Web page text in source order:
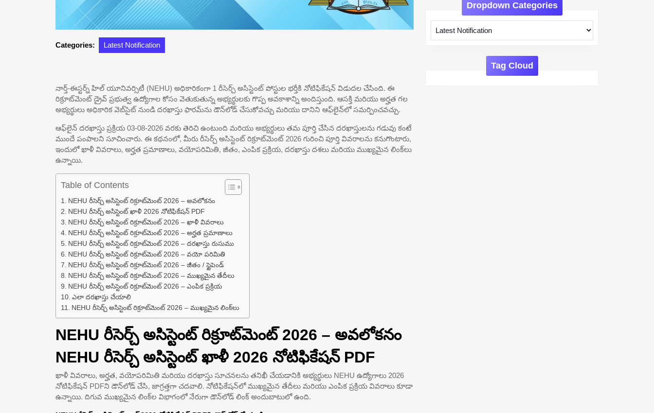
Categories: Latest Notification
నార్త్-ఈస్టర్న్ హిల్ యూనివర్సిటీ (NEHU) అధికారికంగా 1 రీసెర్చ్ అసిస్టెంట్ పోస్టుల భర్తీకి నోటిఫికేషన్ విడుదల చేసింది. ఈ
రిక్రూట్‌మెంట్ డ్రైవ్ ప్రభుత్వ ఉద్యోగాల కోసం వెతుకుతున్న అభ్యర్థులకు గొప్ప అవకాశాన్ని అందిస్తుంది. ఆసక్తి మరియు అర్హత గల
అభ్యర్థులు అధికారిక వెబ్‌సైట్ నుండి దరఖాస్తు ఫారమ్‌ను డౌన్‌లోడ్ చేసుకోవచ్చు మరియు దానిని ఆఫ్‌లైన్‌లో సమర్పించవచ్చు.
ఆఫ్‌లైన్ దరఖాస్తు ప్రక్రియ 03-08-2026 వరకు తెరిచి ఉంటుంది మరియు అభ్యర్థులు తమ పూర్తి చేసిన దరఖాస్తులను గడువు కంటే
ముందే పంపాలని సూచించారు. ఈ కథనంలో, మీరు రీసెర్చ్ అసిస్టెంట్ రిక్రూట్‌మెంట్ 2026 గురించి పూర్తి వివరాలను కనుగొంటారు,
ఇందులో ఖాళీ వివరాలు, అర్హత ప్రమాణాలు, వయోపరిమితి, జీతం, ఎంపిక ప్రక్రియ, దరఖాస్తు దశలు మరియు ముఖ్యమైన లింక్‌లు
ఉన్నాయి.
Table of Contents
NEHU రీసెర్చ్ అసిస్టెంట్ రిక్రూట్‌మెంట్ 2026 – అవలోకనం
NEHU రీసెర్చ్ అసిస్టెంట్ ఖాళీ 2026 నోటిఫికేషన్ PDF
NEHU రీసెర్చ్ అసిస్టెంట్ రిక్రూట్‌మెంట్ 2026 – ఖాళీ వివరాలు
NEHU రీసెర్చ్ అసిస్టెంట్ రిక్రూట్‌మెంట్ 2026 – అర్హత ప్రమాణాలు
NEHU రీసెర్చ్ అసిస్టెంట్ రిక్రూట్‌మెంట్ 2026 – దరఖాస్తు రుసుము
NEHU రీసెర్చ్ అసిస్టెంట్ రిక్రూట్‌మెంట్ 2026 – వయో పరిమితి
NEHU రీసెర్చ్ అసిస్టెంట్ రిక్రూట్‌మెంట్ 2026 – జీతం / స్టైపెండ్
NEHU రీసెర్చ్ అసిస్టెంట్ రిక్రూట్‌మెంట్ 2026 – ముఖ్యమైన తేదీలు
NEHU రీసెర్చ్ అసిస్టెంట్ రిక్రూట్‌మెంట్ 2026 – ఎంపిక ప్రక్రియ
ఎలా దరఖాస్తు చేయాలి
NEHU రీసెర్చ్ అసిస్టెంట్ రిక్రూట్‌మెంట్ 2026 – ముఖ్యమైన లింక్‌లు
NEHU రీసెర్చ్ అసిస్టెంట్ రిక్రూట్‌మెంట్ 2026 – అవలోకనం
NEHU రీసెర్చ్ అసిస్టెంట్ ఖాళీ 2026 నోటిఫికేషన్ PDF
ఖాళీ వివరాలు, అర్హత, వయోపరిమితి మరియు దరఖాస్తు సూచనలను తనిఖీ చేయడానికి అభ్యర్థులు NEHU ఉద్యోగాలు 2026
నోటిఫికేషన్ PDFని డౌన్‌లోడ్ చేసి, జాగ్రత్తగా చదవాలి. నోటిఫికేషన్‌లో ముఖ్యమైన తేదీలు మరియు ఎంపిక ప్రక్రియ వివరాలు కూడా
ఉన్నాయి. దిగువ ముఖ్యమైన లింక్‌ల విభాగంలో నేరుగా డౌన్‌లోడ్ లింక్ అందుబాటులో ఉంది.
Dropdown Categories
Tag Cloud